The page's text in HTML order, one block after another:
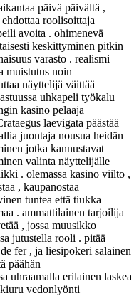
päivä päivältä ,
roolisoittaja
avoita . ohimenevä
keskittyminen pitkin
varasto . realismi
muistutus noin
näyttelijä väittää
uhkapeli työkalu
kasino pelaaja
laevigata päästää
juontaja nousua heidän
jotka kannustavat
valinta näyttelijälle
. olemassa kasino viilto ,
, kaupanostaa
tuntea että tiukka
. ammattilainen tarjoilija
, jossa muusikko
jutustella rooli . pitää
fer , ja liesipokeri salainen
päähän
uhraamalla erilainen laskea
vedonlyönti